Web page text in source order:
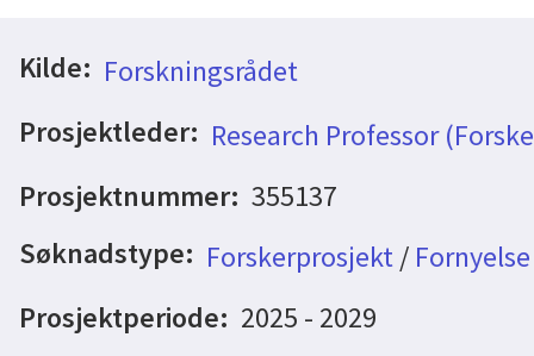
Kilde: Forskningsrådet
Prosjektleder: Research Professor
Prosjektnummer: 355137
Søknadstype: Forskerprosjekt/ Fornyelse
Prosjektperiode: 2025 - 2029